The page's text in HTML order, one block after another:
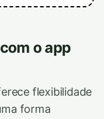
o app
flexibilidade
forma